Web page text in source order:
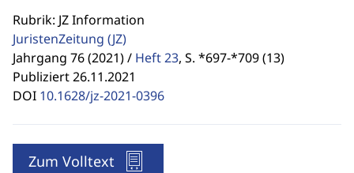
Rubrik: JZ Information
JuristenZeitung (JZ)
Jahrgang 76 (2021) / Heft 23, S. *697-*709 (13)
Publiziert 26.11.2021
DOI 10.1628/jz-2021-0396
Zum Volltext